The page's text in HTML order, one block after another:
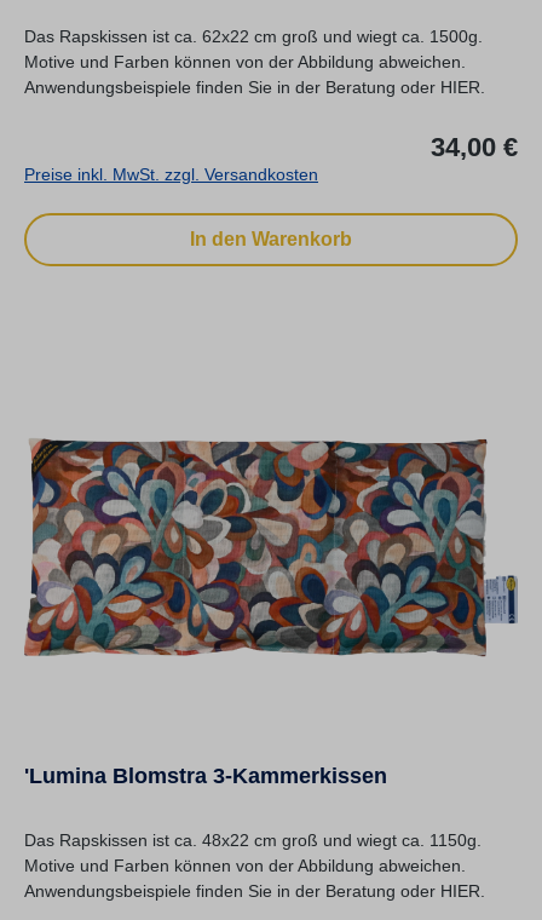
Das Rapskissen ist ca. 62x22 cm groß und wiegt ca. 1500g.
Motive und Farben können von der Abbildung abweichen.
Anwendungsbeispiele finden Sie in der Beratung oder HIER.
34,00 €
Preise inkl. MwSt. zzgl. Versandkosten
In den Warenkorb
'Lumina Blomstra 3-Kammerkissen
Das Rapskissen ist ca. 48x22 cm groß und wiegt ca. 1150g.
Motive und Farben können von der Abbildung abweichen.
Anwendungsbeispiele finden Sie in der Beratung oder HIER.